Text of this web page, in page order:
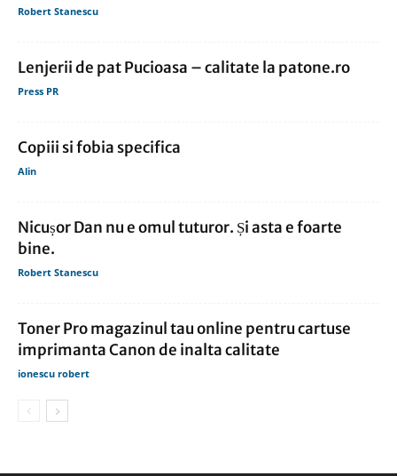
Robert Stanescu
Lenjerii de pat Pucioasa – calitate la patone.ro
Press PR
Copiii si fobia specifica
Alin
Nicușor Dan nu e omul tuturor. Și asta e foarte
bine.
Robert Stanescu
Toner Pro magazinul tau online pentru cartuse
imprimanta Canon de inalta calitate
ionescu robert